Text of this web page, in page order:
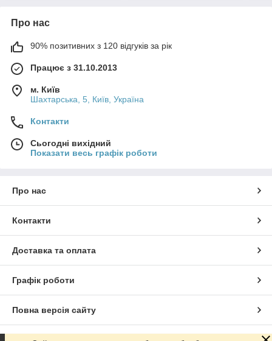
Про нас
90% позитивних з 120 відгуків за рік
Працює з 31.10.2013
м. Київ
Шахтарська, 5, Київ, Україна
Контакти
Сьогодні вихідний
Показати весь графік роботи
Про нас
Контакти
Доставка та оплата
Графік роботи
Повна версія сайту